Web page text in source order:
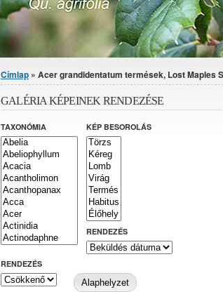
Jelenlegi hely
Címlap » Acer grandidentatum termések, Lost Maples
GALÉRIA KÉPEINEK RENDEZÉSE
TAXONÓMIA KÉP BESOROLÁS
RENDEZÉS
RENDEZÉS